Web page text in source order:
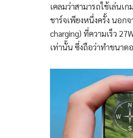
เคลมว่าสามารถใช้เล่นเ
ชาร์จเพียงหนึ่งครั้ง นอก
charging) ที่ความเร็ว
เท่านั้น ซึ่งถือว่าทำขนาด